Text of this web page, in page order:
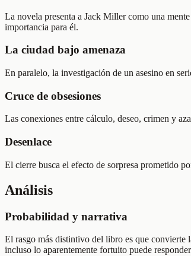
La novela presenta a Jack Miller como una
importancia para él.
La ciudad bajo amenaza
En paralelo, la investigación de un asesino en
Cruce de obsesiones
Las conexiones entre cálculo, deseo, crimen y
Desenlace
El cierre busca el efecto de sorpresa prometido
Análisis
Probabilidad y narrativa
El rasgo más distintivo del libro es que convierte
incluso lo aparentemente fortuito puede